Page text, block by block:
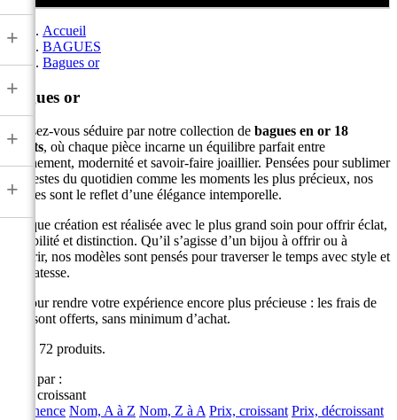
+
+
+
+
Accueil
BAGUES
Bagues or
Bagues or
Laissez-vous séduire par notre collection de bagues en or 18
carats, où chaque pièce incarne un équilibre parfait entre
raffinement, modernité et savoir-faire joaillier. Pensées pour sublimer
les gestes du quotidien comme les moments les plus précieux, nos
bagues sont le reflet d’une élégance intemporelle.
Chaque création est réalisée avec le plus grand soin pour offrir éclat,
durabilité et distinction. Qu’il s’agisse d’un bijou à offrir ou à
s’offrir, nos modèles sont pensés pour traverser le temps avec style et
délicatesse.
Et pour rendre votre expérience encore plus précieuse : les frais de
port sont offerts, sans minimum d’achat.
Il y a 72 produits.
Trier par :
Prix, croissant
Pertinence Nom, A à Z Nom, Z à A Prix, croissant Prix, décroissant